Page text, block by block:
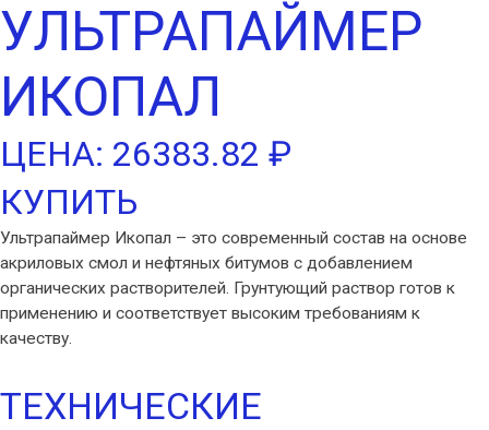
УЛЬТРАПАЙМЕР
ИКОПАЛ
ЦЕНА: 26383.82 ₽
КУПИТЬ
Ультрапаймер Икопал – это современный состав на основе
акриловых смол и нефтяных битумов с добавлением
органических растворителей. Грунтующий раствор готов к
применению и соответствует высоким требованиям к
качеству.
ТЕХНИЧЕСКИЕ